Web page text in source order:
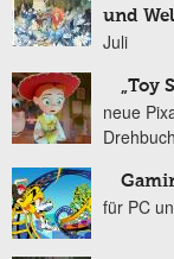
und
Juli
„Toy
neue
für PC